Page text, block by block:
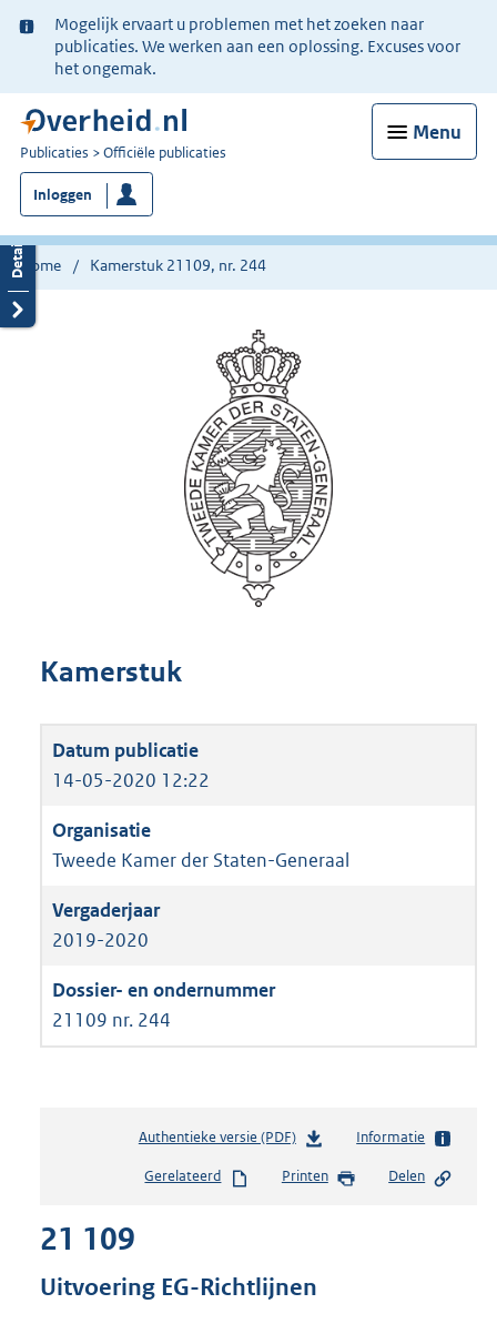
Ter
informatie:
Mogelijk ervaart u problemen met het zoeken naar
publicaties. We werken aan een oplossing. Excuses voor
het ongemak.
Menu
U
bent
nu
hier:
Publicaties Officiële publicaties
Inloggen
Home Kamerstuk 21109, nr. 244
Kamerstuk
14-05-2020 12:22
Tweede Kamer der Staten-Generaal
2019-2020
21109 nr. 244
Authentieke versie (PDF)b
s
s
Informatie
Gerelateerd Printen Delen
21 109
Uitvoering EG-Richtlijnen